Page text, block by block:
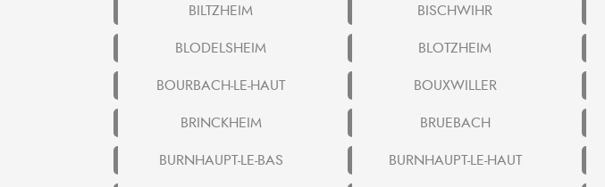
BILTZHEIM
BISCHWIHR
BLODELSHEIM
BLOTZHEIM
BOURBACH-LE-HAUT
BOUXWILLER
BRINCKHEIM
BRUEBACH
BURNHAUPT-LE-BAS
BURNHAUPT-LE-HAUT